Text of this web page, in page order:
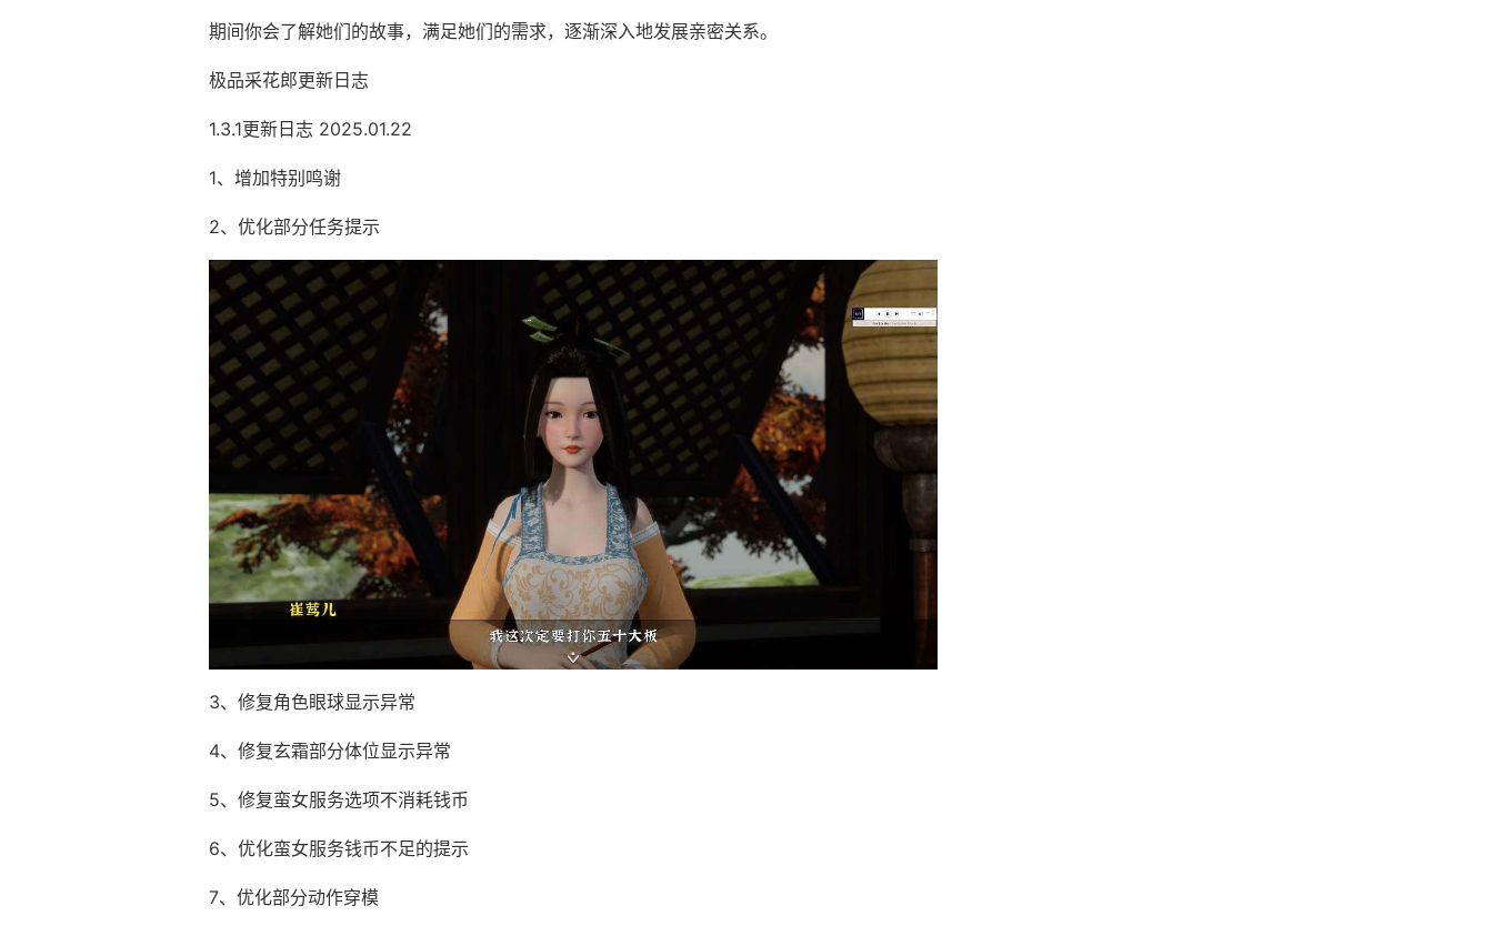
期间你会了解她们的故事，满足她们的需求，逐渐深入地发展亲密关系。
极品采花郎更新日志
1.3.1更新日志 2025.01.22
1、增加特别鸣谢
2、优化部分任务提示
3、修复角色眼球显示异常
4、修复玄霜部分体位显示异常
5、修复蛮女服务选项不消耗钱币
6、优化蛮女服务钱币不足的提示
7、优化部分动作穿模